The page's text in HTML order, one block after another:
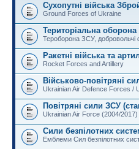
Сухопутні війська
Ground Forces of Ukraine
Територіальна оборона
Тероборона ЗСУ,
Ракетні війська та
Rocket Forces and Artillery
Військово-повітряні
Ukrainian Air Defence Forces /
Повітряні сили ЗСУ
Ukrainian Air Force (2004/2017)
Сили безпілотних
Емблеми Сил безпілотних